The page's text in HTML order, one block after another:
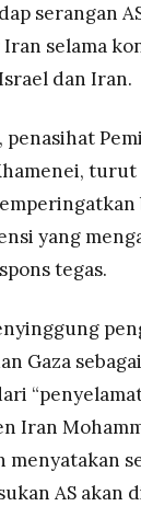
serangan
selama
dan Iran.
penasihat
yang
tegas.
Gaza
Iran
menyatakan
AS akan